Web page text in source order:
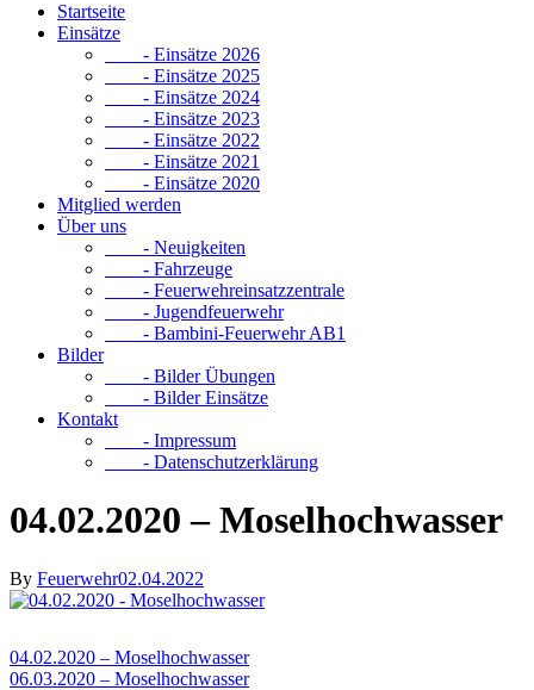
Startseite
Einsätze
- Einsätze 2026
- Einsätze 2025
- Einsätze 2024
- Einsätze 2023
- Einsätze 2022
- Einsätze 2021
- Einsätze 2020
Mitglied werden
Über uns
- Neuigkeiten
- Fahrzeuge
- Feuerwehreinsatzzentrale
- Jugendfeuerwehr
- Bambini-Feuerwehr AB1
Bilder
- Bilder Übungen
- Bilder Einsätze
Kontakt
- Impressum
- Datenschutzerklärung
04.02.2020 – Moselhochwasser
By Feuerwehr02.04.2022
04.02.2020 – Moselhochwasser
06.03.2020 – Moselhochwasser